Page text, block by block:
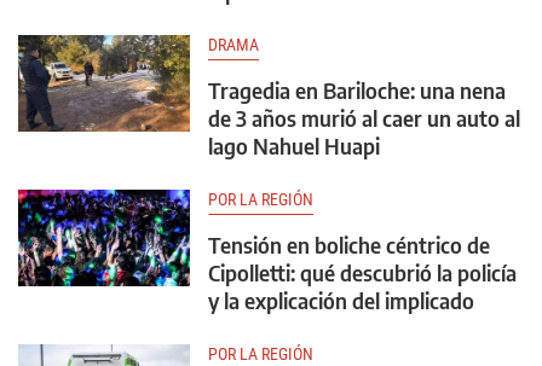
DRAMA
Tragedia en Bariloche: una nena
de 3 años murió al caer un auto al
lago Nahuel Huapi
POR LA REGIÓN
Tensión en boliche céntrico de
Cipolletti: qué descubrió la policía
y la explicación del implicado
POR LA REGIÓN